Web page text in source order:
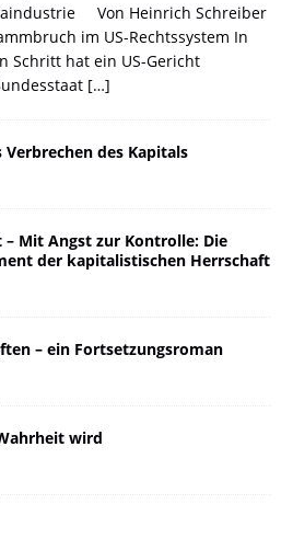
Von Heinrich Schreiber
im US-Rechtssystem In
Schritt hat ein US-Gericht
[…]
Verbrechen des Kapitals
Mit Angst zur Kontrolle: Die
der kapitalistischen Herrschaft
– ein Fortsetzungsroman
wird